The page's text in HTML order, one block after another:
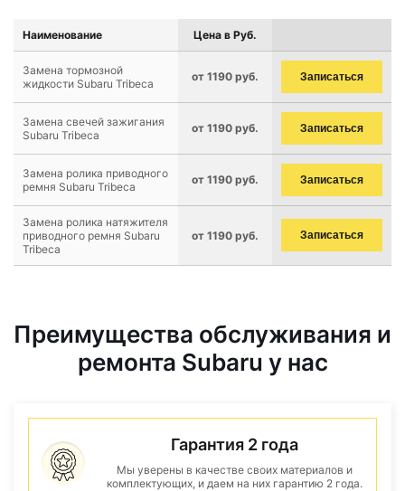
Наименование Цена в Руб.
Замена тормозной
жидкости Subaru Tribeca
от 1190 руб. Записаться
Замена свечей зажигания
Subaru Tribeca
от 1190 руб. Записаться
Замена ролика приводного
ремня Subaru Tribeca
от 1190 руб. Записаться
Замена ролика натяжителя
приводного ремня Subaru
Tribeca
от 1190 руб. Записаться
Преимущества обслуживания и
ремонта Subaru у нас
Гарантия 2 года
Мы уверены в качестве своих материалов и
комплектующих, и даем на них гарантию 2 года.